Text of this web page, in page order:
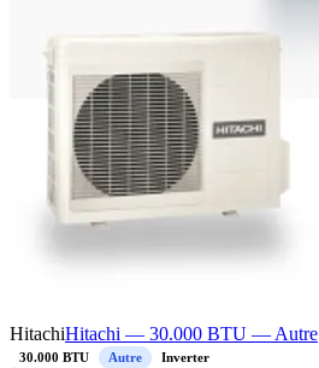
HitachiHitachi — 30.000 BTU — Autre
30.000 BTU Autre Inverter